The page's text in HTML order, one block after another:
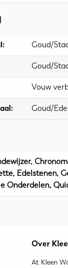
Goud/
Goud/
Vouw
Goud/
Edelstenen,
Onderdelen,
Over
At Kleen